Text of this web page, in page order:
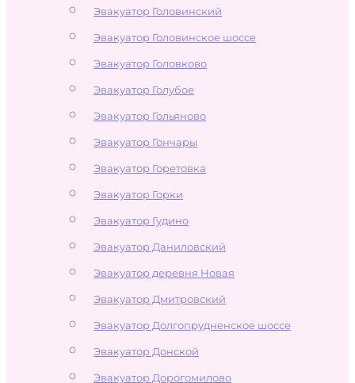
Эвакуатор Головинский
Эвакуатор Головинское шоссе
Эвакуатор Головково
Эвакуатор Голубое
Эвакуатор Гольяново
Эвакуатор Гончары
Эвакуатор Горетовка
Эвакуатор Горки
Эвакуатор Гудино
Эвакуатор Даниловский
Эвакуатор деревня Новая
Эвакуатор Дмитровский
Эвакуатор Долгопрудненское шоссе
Эвакуатор Донской
Эвакуатор Дорогомилово